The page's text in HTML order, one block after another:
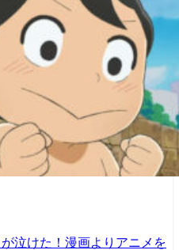
泣けた！漫画よりアニメを